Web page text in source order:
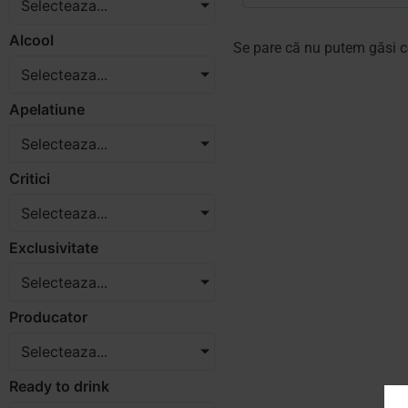
Selecteaza...
Alcool
Selecteaza...
Apelatiune
Selecteaza...
Critici
Selecteaza...
Exclusivitate
Selecteaza...
Producator
Selecteaza...
Ready to drink
Se pare că nu putem găsi